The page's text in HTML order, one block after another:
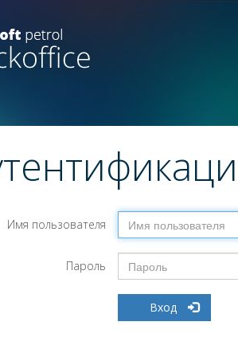
Имя пользователя
Пароль
Вход